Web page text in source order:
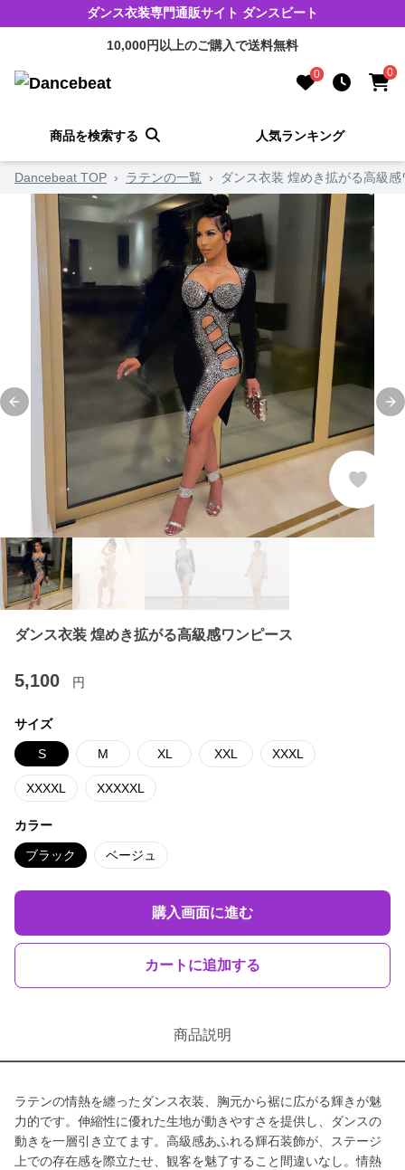
ダンス衣装専門通販サイト ダンスビート
10,000円以上のご購入で送料無料
0 0
商品を検索する 人気ランキング
Dancebeat TOP › ラテンの一覧 › ダンス衣装 煌めき拡がる高級
Previous slide
ダンス衣装 煌めき拡がる高級感ワンピース
5,100 円
サイズ
S M XL XXL XXXL
XXXXL XXXXXL
カラー
ブラック ベージュ
購入画面に進む
カートに追加する
商品説明
ラテンの情熱を纏ったダンス衣装、胸元から裾に広がる輝きが魅
力的です。伸縮性に優れた生地が動きやすさを提供し、ダンスの
動きを一層引き立てます。高級感あふれる輝石装飾が、ステージ
上での存在感を際立たせ、観客を魅了すること間違いなし。情熱